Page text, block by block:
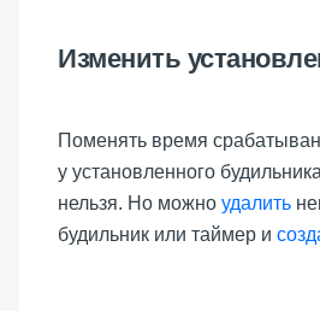
Изменить
Поменять время
у установленного
нельзя. Но можно удалить
будильник или таймер и